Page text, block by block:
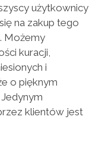
użytkownicy
na zakup tego
Możemy
kuracji,
i
o pięknym
klientów jest